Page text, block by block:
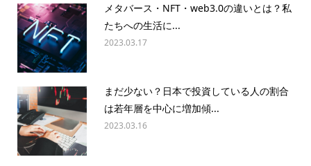
メタバース・NFT・web3.0の違いとは？私
たちへの生活に...
2023.03.17
まだ少ない？日本で投資している人の割合
は若年層を中心に増加傾...
2023.03.16